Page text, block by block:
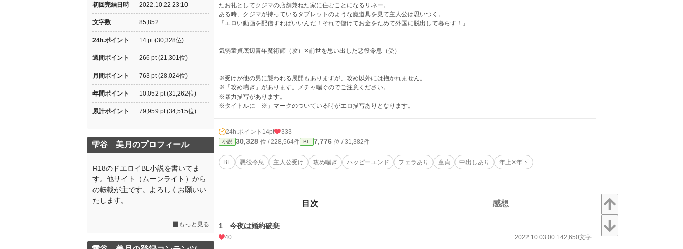
たお礼としてクジマの店舗兼ねた家に住むことになるリネー。
ある時、クジマが持っているタブレットのような魔道具を見て主人公は思いつく。
「エロい動画を配信すればいいんだ！それで儲けてお金をためて外国に脱出して暮らす！」
気弱童貞底辺青年魔術師（攻）✕前世を思い出した悪役令息（受）
※受けが他の男に襲われる展開もありますが、攻め以外には抱かれません。
※「攻め喘ぎ」があります。メチャ喘ぐのでご注意ください。
※暴力描写があります。
※タイトルに「※」マークのついている時がエロ描写ありとなります。
24h.ポイント 14pt 333
小説 30,328 位 / 228,564件 BL 7,776 位 / 31,382件
BL 悪役令息 主人公受け 攻め喘ぎ ハッピーエンド フェラあり 童貞 中出しあり 年上✕年下
目次 感想
1 今夜は婚約破棄
40 2022.10.03 00:142,650文字
初回完結日時 2022.10.22 23:10
文字数 85,852
24h.ポイント 14 pt (30,328位)
週間ポイント 266 pt (21,301位)
月間ポイント 763 pt (28,024位)
年間ポイント 10,052 pt (31,262位)
累計ポイント 79,959 pt (34,515位)
雫谷 美月のプロフィール
R18のドエロイBL小説を書いてま
す。他サイト（ムーンライト）から
の転載が主です。よろしくお願いい
たします。
もっと見る